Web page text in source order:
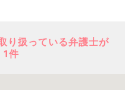
り扱っている弁護士が
1件